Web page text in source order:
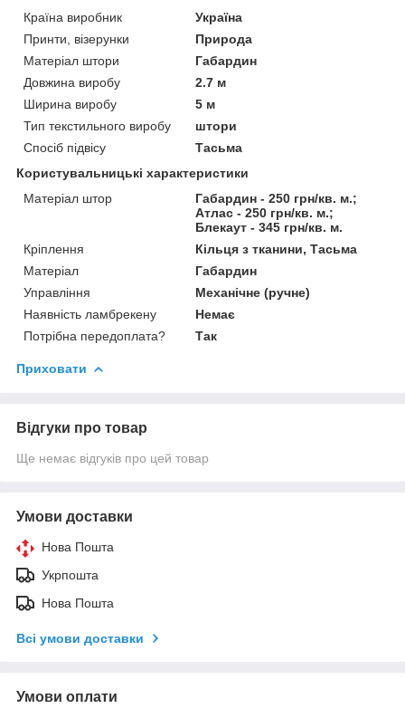
Країна виробник
Україна
Принти, візерунки
Природа
Матеріал штори
Габардин
Довжина виробу
2.7 м
Ширина виробу
5 м
Тип текстильного виробу
штори
Спосіб підвісу
Тасьма
Користувальницькі характеристики
Матеріал штор
Габардин - 250 грн/кв. м.;
Атлас - 250 грн/кв. м.;
Блекаут - 345 грн/кв. м.
Кріплення
Кільця з тканини, Тасьма
Матеріал
Габардин
Управління
Механічне (ручне)
Наявність ламбрекену
Немає
Потрібна передоплата?
Так
Приховати
Відгуки про товар
Ще немає відгуків про цей товар
Умови доставки
Нова Пошта
Укрпошта
Нова Пошта
Всі умови доставки
Умови оплати